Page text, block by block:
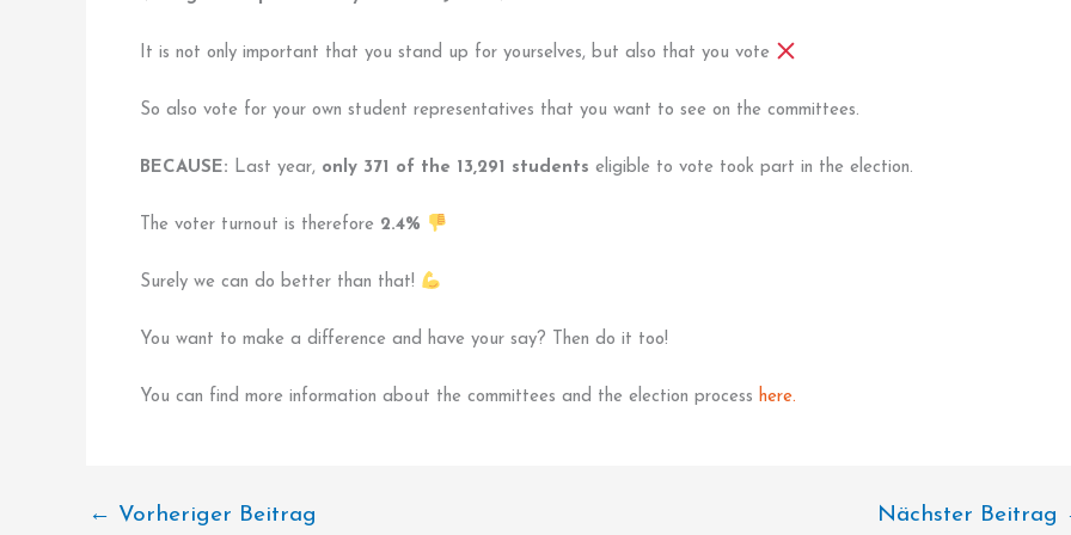
It is not only important that you stand up for yourselves, but also that you vote
So also vote for your own student representatives that you want to see on the committees.
BECAUSE: Last year, only 371 of the 13,291 students eligible to vote took part in the election.
The voter turnout is therefore 2.4%
Surely we can do better than that!
You want to make a difference and have your say? Then do it too!
You can find more information about the committees and the election process here.
← Vorheriger Beitrag Nächster Beitrag